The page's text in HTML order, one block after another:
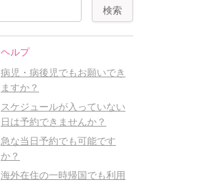
ヘルプ
病児・病後児でもお願いでき
ますか？
スケジュールが入っていない
日は予約できませんか？
急な当日予約でも可能です
か？
海外在住の一時帰国でも利用